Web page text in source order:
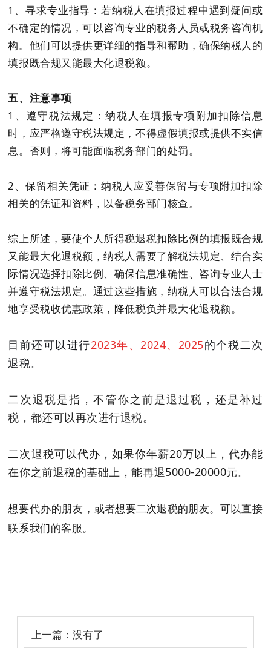
1、寻求专业指导：若纳税人在填报过程中遇到疑问或
不确定的情况，可以咨询专业的税务人员或税务咨询机
构。他们可以提供更详细的指导和帮助，确保纳税人的
填报既合规又能最大化退税额。
五、注意事项
1、遵守税法规定 ：纳税人在填报专项附加扣除信息
时，应严格遵守税法规定，不得虚假填报或提供不实信
息。否则，将可能面临税务部门的处罚。
2、保留相关凭证：纳税人应妥善保留与专项附加扣除
相关的凭证和资料，以备税务部门核查。
综上所述，要使个人所得税退税扣除比例的填报既合规
又能最大化退税额，纳税人需要了解税法规定、结合实
际情况选择扣除比例、确保信息准确性、咨询专业人士
并遵守税法规定。通过这些措施，纳税人可以合法合规
地享受税收优惠政策，降低税负并最大化退税额。
目前还可以进行2023年、2024、2025的个税二次
退税。
二次退税是指，不管你之前是退过税，还是补过
税，都还可以再次进行退税。
二次退税可以代办，如果你年薪20万以上，代办能
在你之前退税的基础上，能再退5000-20000元。
想要代办的朋友， 或者想要二次退税的朋友。可以直接
联系我们的客服。
上一篇：没有了